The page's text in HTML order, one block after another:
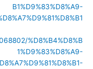
B1%D9%83%D8%A9-
%D8%B4%D8%B
1%D9%83%D8%A9-